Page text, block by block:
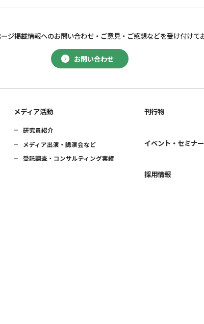
お問い合わせ
ジ掲載情報へのお問い合わせ・ ご意見・ご感想などを受け付けて
メディア活動
研究員紹介
メディア出演・講演会など
受託調査・コンサルティング実績
刊行物
イベント・セミナー
採用情報